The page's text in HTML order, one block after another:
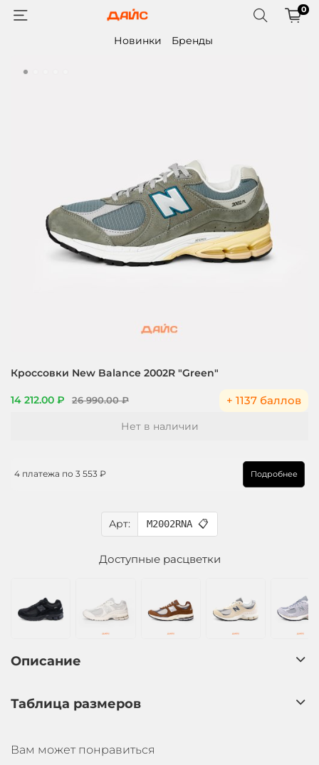
0
Новинки Бренды
Кроссовки New Balance 2002R "Green"
14 212.00 ₽ 26 990.00 ₽ + 1137 баллов
Арт: M2002RNA 📋
Нет в наличии
4 платежа по 3 553 ₽ Подробнее
Доступные расцветки
Описание
Таблица размеров
Вам может понравиться